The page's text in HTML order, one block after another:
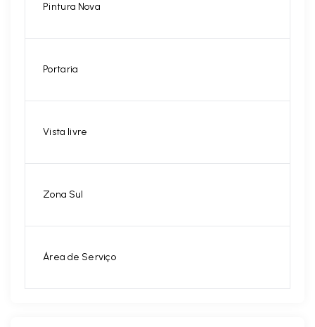
Pintura Nova
Portaria
Vista livre
Zona Sul
Área de Serviço